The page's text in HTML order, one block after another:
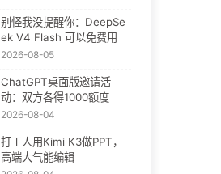
别怪我没提醒你：DeepSe
ek V4 Flash 可以免费用
2026-08-05
ChatGPT桌面版邀请活
动：双方各得1000额度
2026-08-04
打工人用Kimi K3做PPT，
高端大气能编辑